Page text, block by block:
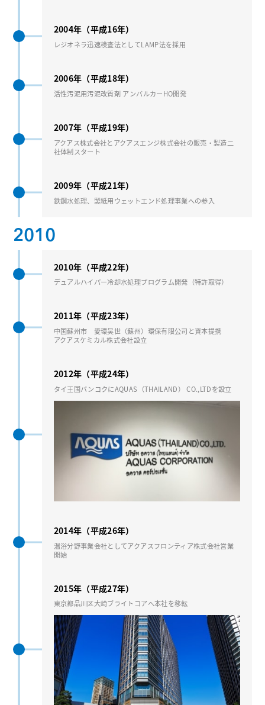
2004年（平成16年）
レジオネラ迅速検査法としてLAMP法を採⽤
2006年（平成18年）
活性汚泥⽤汚泥改質剤 アンバルカーHO開発
2007年（平成19年）
アクアス株式会社とアクアスエンジ株式会社の販売・製造⼆
社体制スタート
2009年（平成21年）
鉄鋼⽔処理、製紙⽤ウェットエンド処理事業への参⼊
2010
2010年（平成22年）
デュアルハイパー冷却⽔処理プログラム開発（特許取得）
2011年（平成23年）
中国蘇州市 愛環吴世（蘇州）環保有限公司と資本提携
アクアスケミカル株式会社設⽴
2012年（平成24年）
タイ王国バンコクにAQUAS（THAILAND） CO.,LTDを設⽴
2014年（平成26年）
温浴分野事業会社としてアクアスフロンティア株式会社営業
開始
2015年（平成27年）
東京都品川区⼤崎ブライトコアへ本社を移転